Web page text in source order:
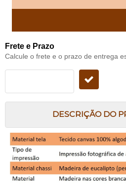
Frete e Prazo
Calcule o frete e o prazo de entrega
DESCRIÇÃO DO